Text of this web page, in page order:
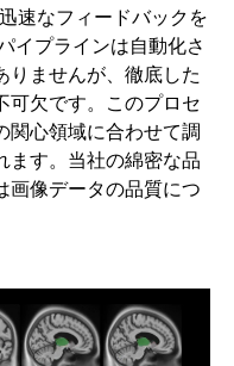
速なフィードバックを
イプラインは自動化さ
りませんが、徹底した
可欠です。このプロセ
関心領域に合わせて調
ます。当社の綿密な品
画像データの品質につ